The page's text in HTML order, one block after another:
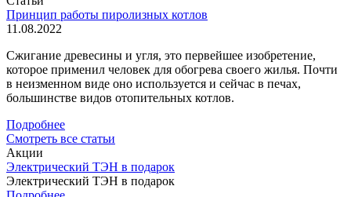
Принцип работы пиролизных котлов
11.08.2022
Сжигание древесины и угля, это первейшее изобретение,
которое применил человек для обогрева своего жилья. Почти
в неизменном виде оно используется и сейчас в печах,
большинстве видов отопительных котлов.
Подробнее
Смотреть все статьи
Акции
Электрический ТЭН в подарок
Электрический ТЭН в подарок